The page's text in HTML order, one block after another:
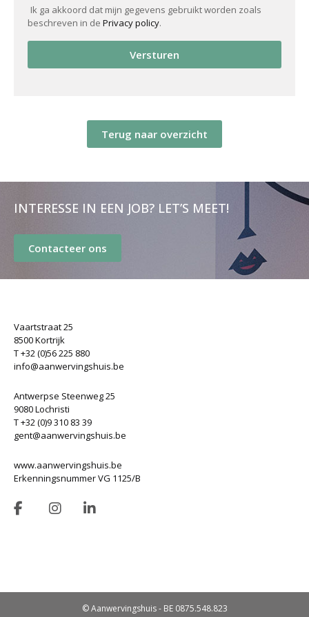
Ik ga akkoord dat mijn gegevens gebruikt worden zoals
beschreven in de Privacy policy.
Versturen
Terug naar overzicht
INTERESSE IN EEN JOB? LET’S MEET!
Contacteer ons
Vaartstraat 25
8500 Kortrijk
T +32 (0)56 225 880
info@aanwervingshuis.be
Antwerpse Steenweg 25
9080 Lochristi
T +32 (0)9 310 83 39
gent@aanwervingshuis.be
www.aanwervingshuis.be
Erkenningsnummer VG 1125/B
© Aanwervingshuis - BE 0875.548.823